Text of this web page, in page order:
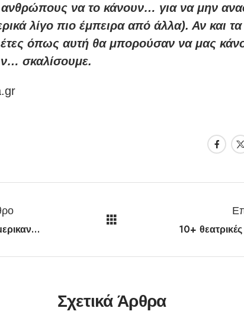
ανθρώπους να το κάνουν… για να μην
λίγο πιο έμπειρα από άλλα). Αν και
όπως αυτή θα μπορούσαν να μας
σκαλίσουμε.
Harry Belafonte Αμερικανός τραγουδιστής
Σχετικά Άρθρα